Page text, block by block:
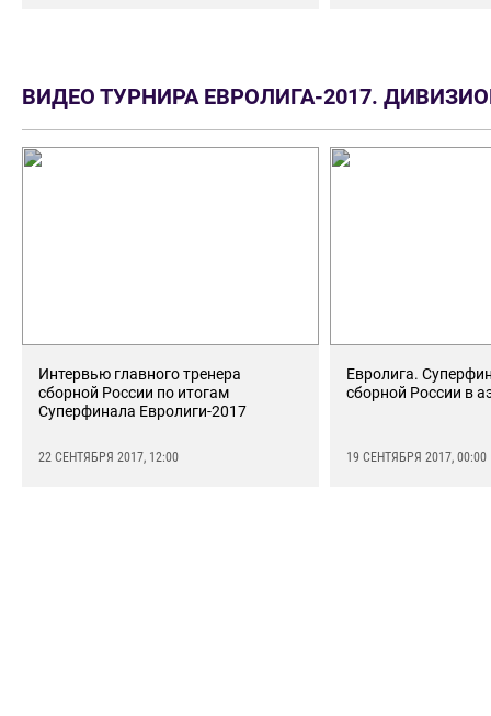
ВИДЕО ТУРНИРА ЕВРОЛИГА-2017.
Интервью главного тренера
сборной России по итогам
Суперфинала Евролиги-2017
22 СЕНТЯБРЯ 2017, 12:00
Евролига.
сборной России в
19 СЕНТЯБРЯ 2017, 00:00